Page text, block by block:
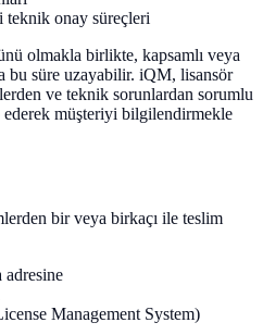
onay süreçleri
olmakla birlikte, kapsamlı veya
bu süre uzayabilir. iQM, lisansör
ve teknik sorunlardan sorumlu
müşteriyi bilgilendirmekle
bir veya birkaçı ile teslim
adresine
Management System)